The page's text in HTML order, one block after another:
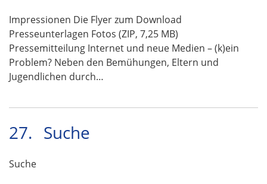
Impressionen Die Flyer zum Download
Presseunterlagen Fotos (ZIP, 7,25 MB)
Pressemitteilung Internet und neue Medien – (k)ein
Problem? Neben den Bemühungen, Eltern und
Jugendlichen durch…
27. Suche
Suche